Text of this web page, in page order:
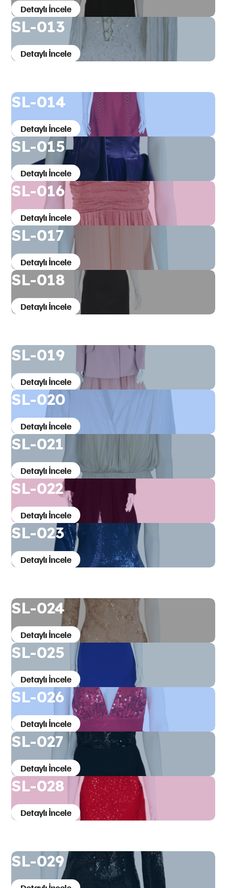
Detaylı İncele
SL-013
Detaylı İncele
SL-014
Detaylı İncele
SL-015
Detaylı İncele
SL-016
Detaylı İncele
SL-017
Detaylı İncele
SL-018
Detaylı İncele
SL-019
Detaylı İncele
SL-020
Detaylı İncele
SL-021
Detaylı İncele
SL-022
Detaylı İncele
SL-023
Detaylı İncele
SL-024
Detaylı İncele
SL-025
Detaylı İncele
SL-026
Detaylı İncele
SL-027
Detaylı İncele
SL-028
Detaylı İncele
SL-029